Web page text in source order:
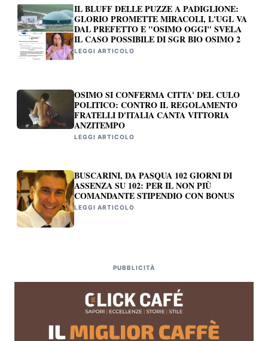
IL BLUFF DELLE PUZZE A PADIGLIONE:
GLORIO PROMETTE MIRACOLI, L'UGL VA
DAL PREFETTO E "OSIMO OGGI" SVELA
IL CASO POSSIBILE DI SGR BIO OSIMO 2
LEGGI ARTICOLO
OSIMO SI CONFERMA CITTA' DEL CULO
POLITICO: CONTRO IL REGOLAMENTO
FRATELLI D'ITALIA CANTA VITTORIA
ANZITEMPO
LEGGI ARTICOLO
BUSCARINI, DA PASQUA 102 GIORNI DI
ASSENZA SU 102: PER IL NON PIÙ
COMANDANTE STIPENDIO CON BONUS
LEGGI ARTICOLO
PUBBLICITÀ